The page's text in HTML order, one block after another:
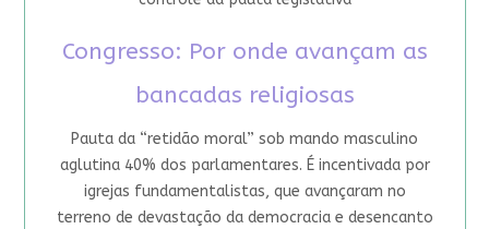
Congresso: Por onde avançam as
bancadas religiosas
Pauta da “retidão moral” sob mando masculino
aglutina 40% dos parlamentares. É incentivada por
igrejas fundamentalistas, que avançaram no
terreno de devastação da democracia e desencanto